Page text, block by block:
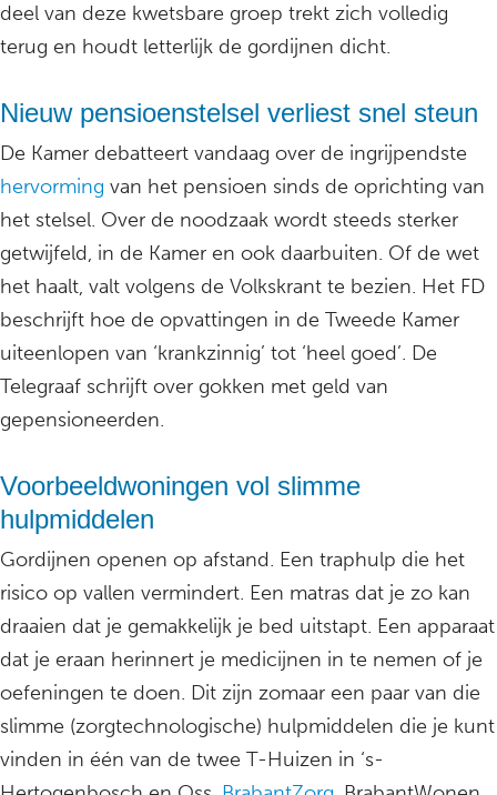
deel van deze kwetsbare groep trekt zich volledig
terug en houdt letterlijk de gordijnen dicht.
Nieuw pensioenstelsel verliest snel steun
De Kamer debatteert vandaag over de ingrijpendste
hervorming van het pensioen sinds de oprichting van
het stelsel. Over de noodzaak wordt steeds sterker
getwijfeld, in de Kamer en ook daarbuiten. Of de wet
het haalt, valt volgens de Volkskrant te bezien. Het FD
beschrijft hoe de opvattingen in de Tweede Kamer
uiteenlopen van ‘krankzinnig’ tot ‘heel goed’. De
Telegraaf schrijft over gokken met geld van
gepensioneerden.
Voorbeeldwoningen vol slimme
hulpmiddelen
Gordijnen openen op afstand. Een traphulp die het
risico op vallen vermindert. Een matras dat je zo kan
draaien dat je gemakkelijk je bed uitstapt. Een apparaat
dat je eraan herinnert je medicijnen in te nemen of je
oefeningen te doen. Dit zijn zomaar een paar van die
slimme (zorgtechnologische) hulpmiddelen die je kunt
vinden in één van de twee T-Huizen in ‘s-